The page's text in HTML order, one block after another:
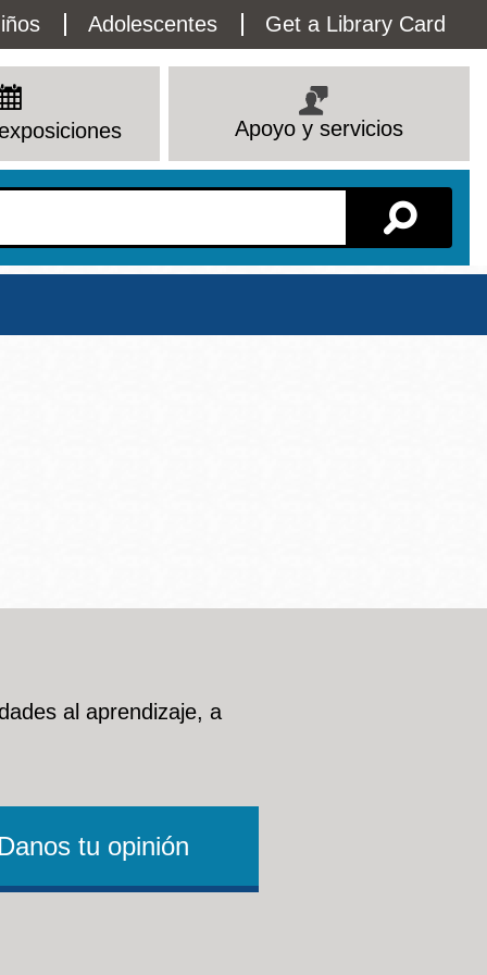
Adolescentes Get a Library Card
Apoyo y servicios
al aprendizaje, a
tu opinión